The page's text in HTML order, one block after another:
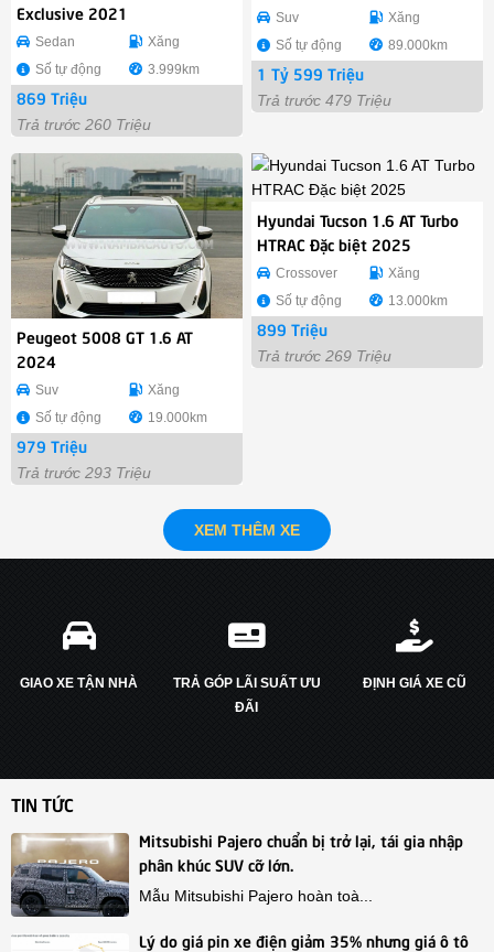
Exclusive 2021
Sedan
Xăng
Số tự động
3.999km
869 Triệu
Trả trước 260 Triệu
Suv
Xăng
Số tự động
89.000km
1 Tỷ 599 Triệu
Trả trước 479 Triệu
Peugeot 5008 GT 1.6 AT
2024
Suv
Xăng
Số tự động
19.000km
979 Triệu
Trả trước 293 Triệu
Hyundai Tucson 1.6 AT Turbo
HTRAC Đặc biệt 2025
Crossover
Xăng
Số tự động
13.000km
899 Triệu
Trả trước 269 Triệu
XEM THÊM XE
GIAO XE TẬN NHÀ
TRẢ GÓP LÃI SUẤT ƯU
ĐÃI
ĐỊNH GIÁ XE CŨ
TIN TỨC
Mitsubishi Pajero chuẩn bị trở lại, tái gia nhập
phân khúc SUV cỡ lớn.
Mẫu Mitsubishi Pajero hoàn toà...
Lý do giá pin xe điện giảm 35% nhưng giá ô tô